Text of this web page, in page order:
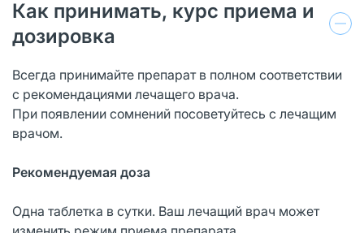
Как принимать, курс приема и
дозировка
Всегда принимайте препарат в полном соответствии
с рекомендациями лечащего врача.
При появлении сомнений посоветуйтесь с лечащим
врачом.
Рекомендуемая доза
Одна таблетка в сутки. Ваш лечащий врач может